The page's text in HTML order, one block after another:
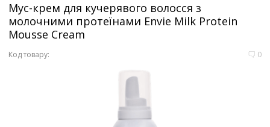
Мус-крем для кучерявого волосся з
молочними протеїнами Envie Milk Protein
Mousse Cream
Код товару: 0